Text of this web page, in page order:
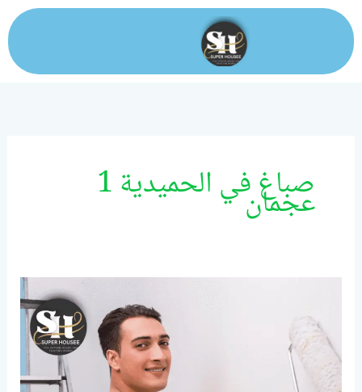
تخطي
إلى
المحتوى
صباغ في الحميدية 1 عجمان
عجمان/0524099522